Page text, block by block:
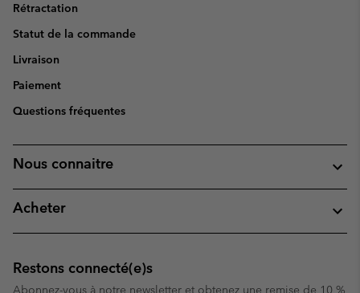
Rétractation
Statut de la commande
Livraison
Paiement
Questions fréquentes
Nous connaitre
Acheter
Restons connecté(e)s